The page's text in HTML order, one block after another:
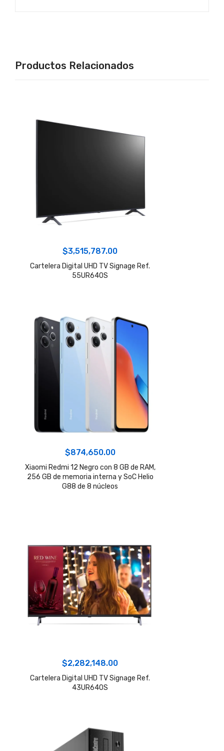
Productos Relacionados
$3,515,787.00
Cartelera Digital UHD TV Signage Ref.
55UR640S
$874,650.00
Xiaomi Redmi 12 Negro con 8 GB de RAM,
256 GB de memoria interna y SoC Helio
G88 de 8 núcleos
$2,282,148.00
Cartelera Digital UHD TV Signage Ref.
43UR640S